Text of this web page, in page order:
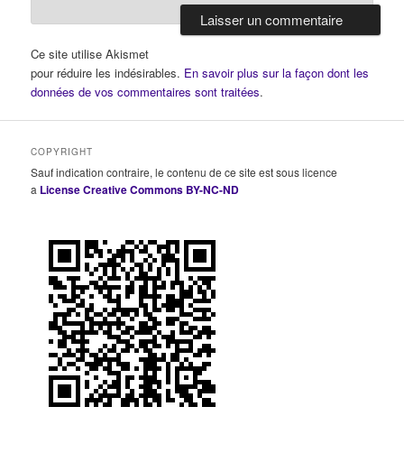
Ce site utilise Akismet
pour réduire les indésirables. En savoir plus sur la façon dont les
données de vos commentaires sont traitées.
COPYRIGHT
Sauf indication contraire, le contenu de ce site est sous licence
a License Creative Commons BY-NC-ND